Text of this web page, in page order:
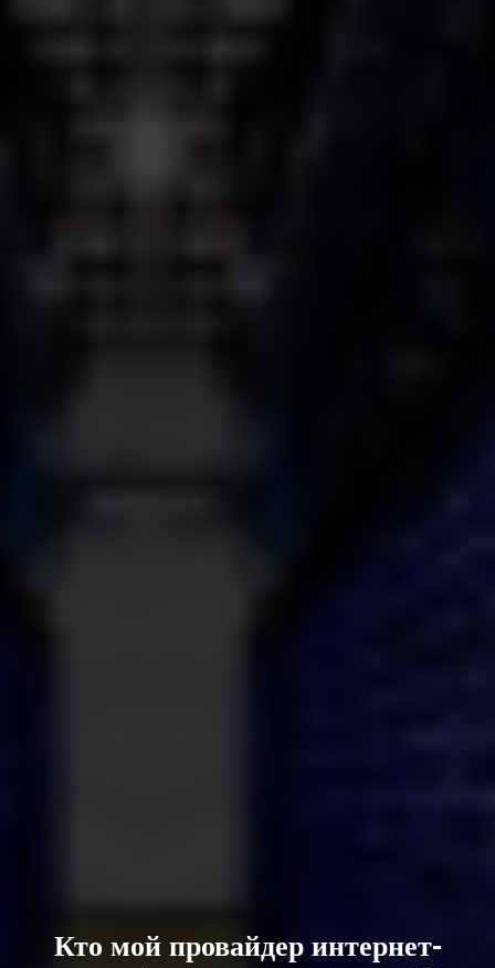
Кто мой провайдер интернет-